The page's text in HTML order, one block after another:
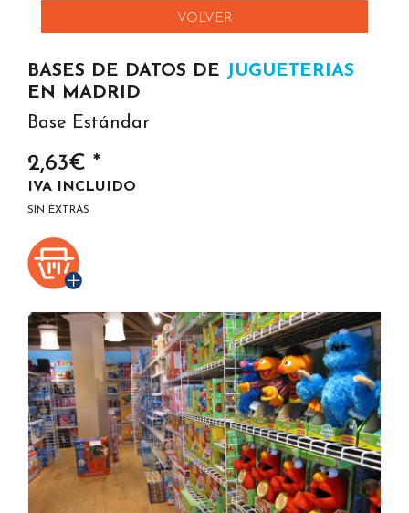
VOLVER
BASES DE DATOS DE JUGUETERIAS
EN MADRID
Base Estándar
2,63€ *
IVA INCLUIDO
SIN EXTRAS